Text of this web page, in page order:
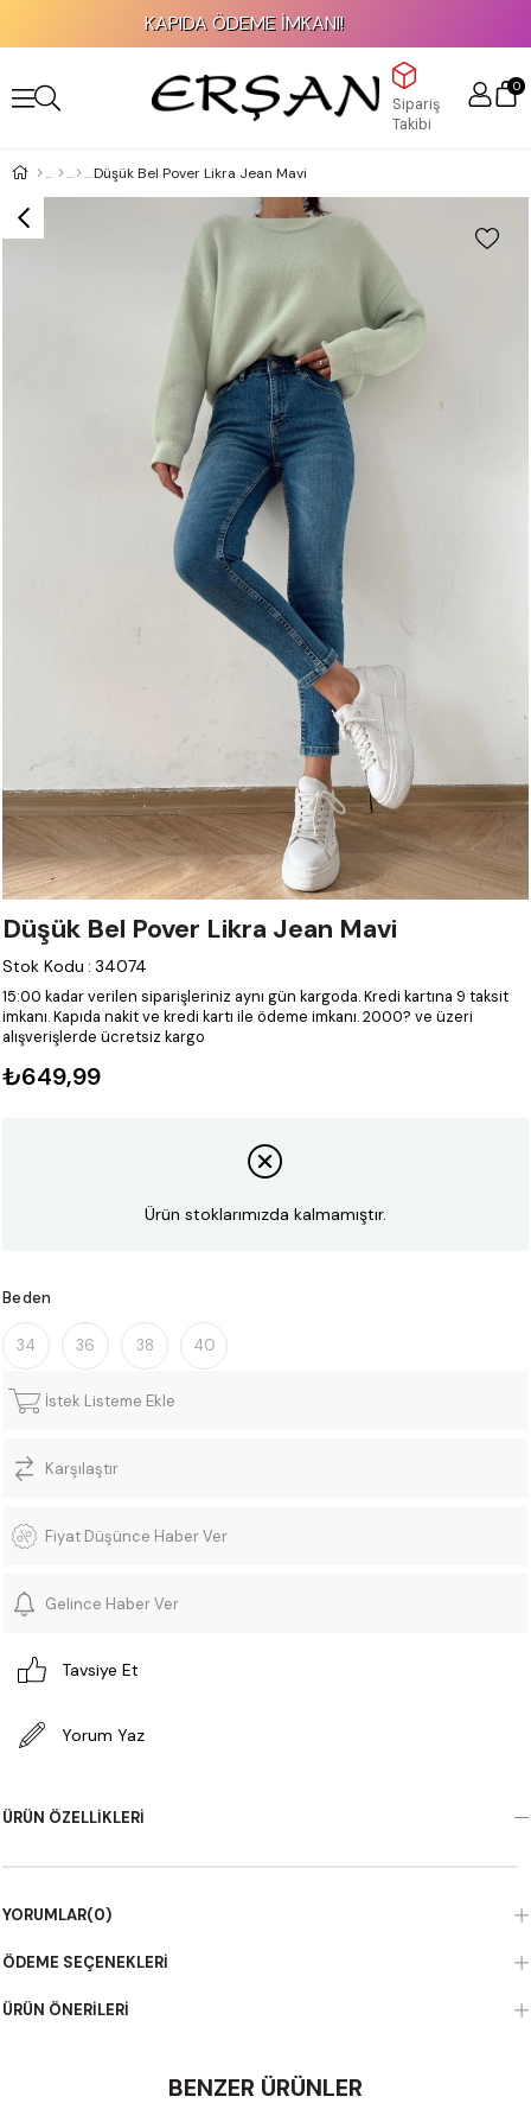
KAPIDA ÖDEME İMKANI!
Sipariş
Takibi
0
Düşük Bel Pover Likra Jean Mavi
Düşük Bel Pover Likra Jean Mavi
Stok Kodu : 34074
15:00 kadar verilen siparişleriniz aynı gün kargoda.Kredi kartına 9 taksit
imkanı.Kapıda nakit ve kredi kartı ile ödeme imkanı.2000? ve üzeri
alışverişlerde ücretsiz kargo
₺649,99
Ürün stoklarımızda kalmamıştır.
Beden
34 36 38 40
İstek Listeme Ekle
Karşılaştır
Fiyat Düşünce Haber Ver
Gelince Haber Ver
Tavsiye Et
Yorum Yaz
ÜRÜN ÖZELLIKLERI
YORUMLAR(0)
ÖDEME SEÇENEKLERI
ÜRÜN ÖNERILERI
BENZER ÜRÜNLER